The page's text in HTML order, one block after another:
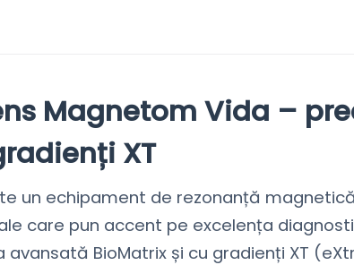
Magnetom Vida –
XT
un echipament de rezonanță
care pun accent pe excelența
BioMatrix și cu gradienți XT